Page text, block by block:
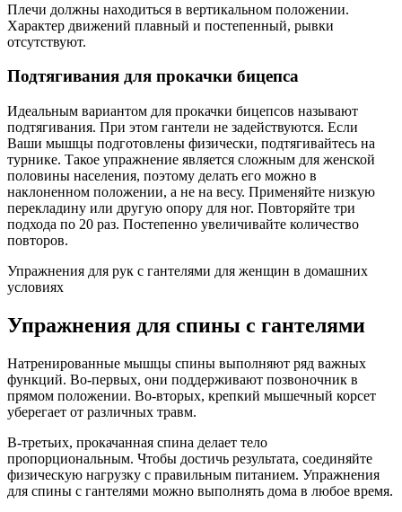
Плечи должны находиться в вертикальном положении.
Характер движений плавный и постепенный, рывки
отсутствуют.
Подтягивания для прокачки бицепса
Идеальным вариантом для прокачки бицепсов называют
подтягивания. При этом гантели не задействуются. Если
Ваши мышцы подготовлены физически, подтягивайтесь на
турнике. Такое упражнение является сложным для женской
половины населения, поэтому делать его можно в
наклоненном положении, а не на весу. Применяйте низкую
перекладину или другую опору для ног. Повторяйте три
подхода по 20 раз. Постепенно увеличивайте количество
повторов.
Упражнения для рук с гантелями для женщин в домашних
условиях
Упражнения для спины с гантелями
Натренированные мышцы спины выполняют ряд важных
функций. Во-первых, они поддерживают позвоночник в
прямом положении. Во-вторых, крепкий мышечный корсет
уберегает от различных травм.
В-третьих, прокачанная спина делает тело
пропорциональным. Чтобы достичь результата, соединяйте
физическую нагрузку с правильным питанием. Упражнения
для спины с гантелями можно выполнять дома в любое время.